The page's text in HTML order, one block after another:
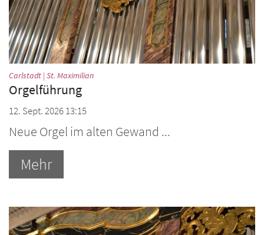
Carlstadt | St. Maximilian:
Orgelführung
12. Sept. 2026 13:15
Neue Orgel im alten Gewand ...
Mehr